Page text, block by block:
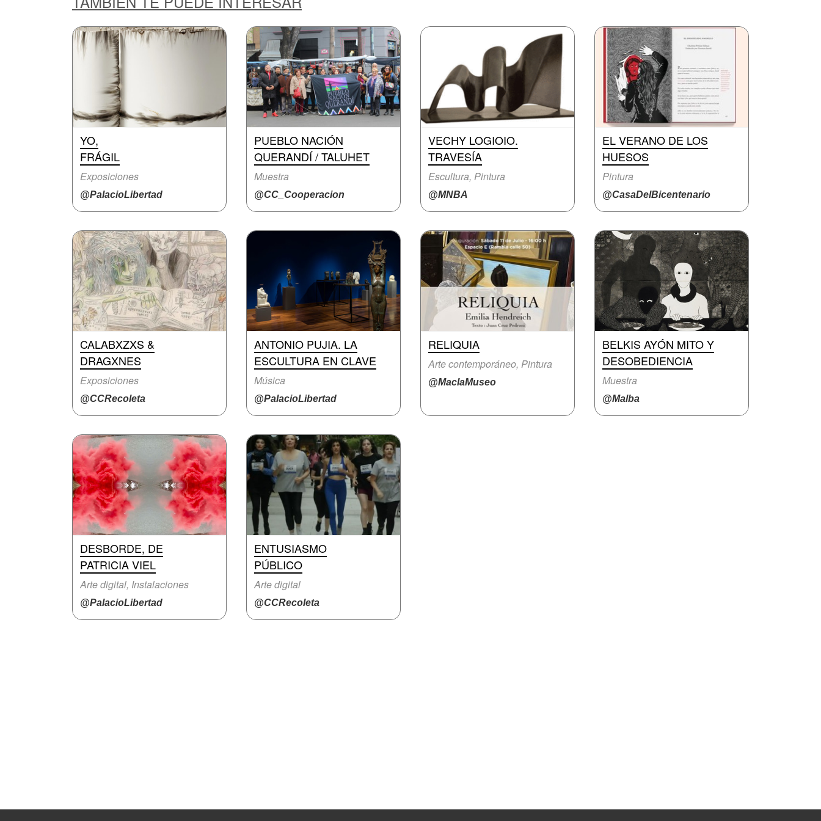
YO,
FRÁGIL
Exposiciones
@PalacioLibertad
PUEBLO NACIÓN
QUERANDÍ / TALUHET
Muestra
@CC_Cooperacion
VECHY LOGIOIO.
TRAVESÍA
Escultura, Pintura
@MNBA
EL VERANO DE LOS
HUESOS
Pintura
@CasaDelBicentenario
CALABXZXS &
DRAGXNES
Exposiciones
@CCRecoleta
ANTONIO PUJIA. LA
ESCULTURA EN CLAVE
Música
@PalacioLibertad
RELIQUIA
Arte contemporáneo, Pintura
@MaclaMuseo
BELKIS AYÓN MITO Y
DESOBEDIENCIA
Muestra
@Malba
DESBORDE, DE
PATRICIA VIEL
Arte digital, Instalaciones
@PalacioLibertad
ENTUSIASMO
PÚBLICO
Arte digital
@CCRecoleta